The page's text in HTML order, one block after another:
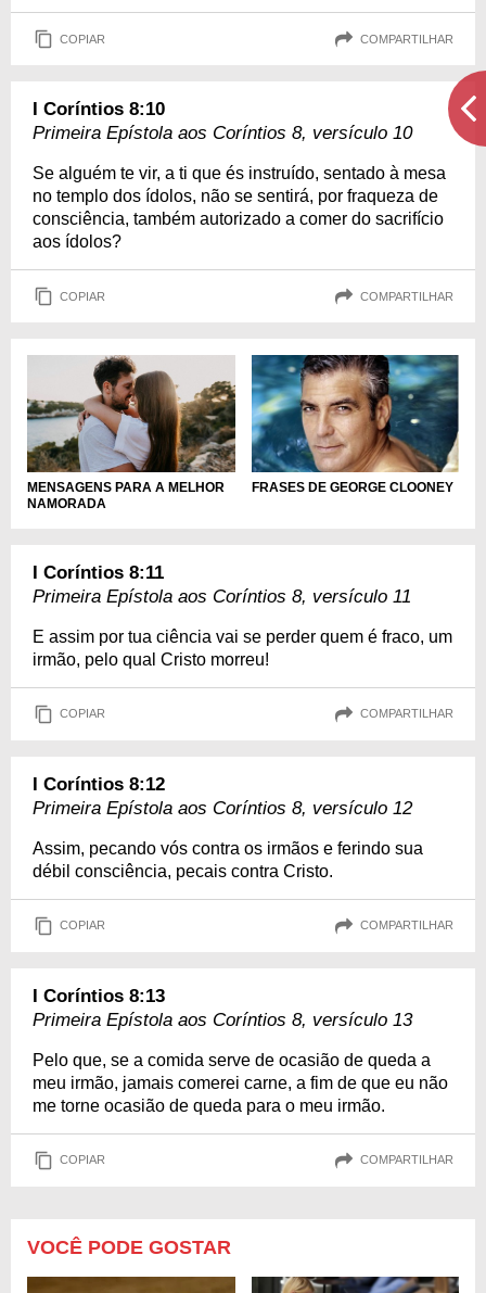
COPIAR COMPARTILHAR
I Coríntios 8:10
Primeira Epístola aos Coríntios 8, versículo 10
Se alguém te vir, a ti que és instruído, sentado à mesa
no templo dos ídolos, não se sentirá, por fraqueza de
consciência, também autorizado a comer do sacrifício
aos ídolos?
COPIAR COMPARTILHAR
MENSAGENS PARA A MELHOR
NAMORADA
FRASES DE GEORGE CLOONEY
I Coríntios 8:11
Primeira Epístola aos Coríntios 8, versículo 11
E assim por tua ciência vai se perder quem é fraco, um
irmão, pelo qual Cristo morreu!
COPIAR COMPARTILHAR
I Coríntios 8:12
Primeira Epístola aos Coríntios 8, versículo 12
Assim, pecando vós contra os irmãos e ferindo sua
débil consciência, pecais contra Cristo.
COPIAR COMPARTILHAR
I Coríntios 8:13
Primeira Epístola aos Coríntios 8, versículo 13
Pelo que, se a comida serve de ocasião de queda a
meu irmão, jamais comerei carne, a fim de que eu não
me torne ocasião de queda para o meu irmão.
COPIAR COMPARTILHAR
VOCÊ PODE GOSTAR